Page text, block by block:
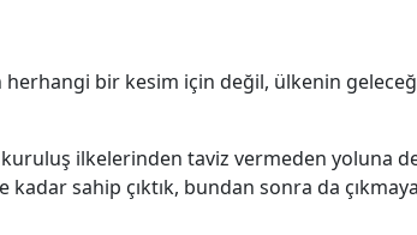
bir kesim için değil, ülkenin
ilkelerinden taviz vermeden yoluna
sahip çıktık, bundan sonra da